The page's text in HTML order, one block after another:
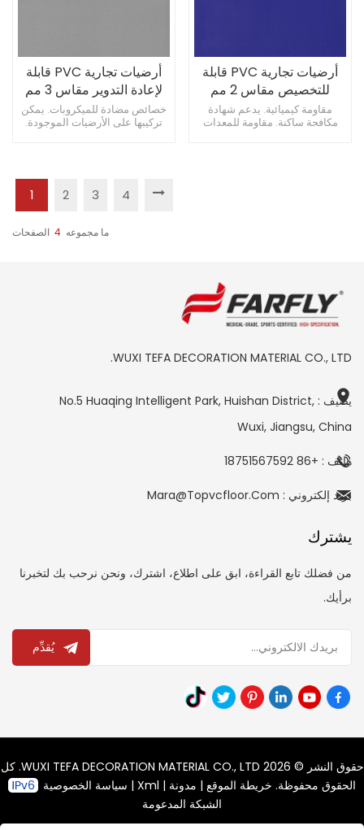
أرضيات تجارية PVC قابلة
لإعادة التدوير مقاس 3 مم
للمختبرات
خصائص مضادة للميكروبات. يمكن
تركيبها على الأرضيات الموجودة.
أرضيات تجارية PVC قابلة
للتخصيص مقاس 2 مم
للصالات الرياضية
مقاومة كيميائية. يدعم شهادة
مكافحة ساكنة. مقاومة للمعدات
1 2 3 4
ما مجموعه 4 الصفحات
WUXI TEFA DECORATION MATERIAL CO., LTD.
يضيف : No.5 Huaqing Intelligent Park, Huishan District,
Wuxi, Jiangsu, China
هاتف : +86 18751567592
بريد إلكتروني : Mara@topvcfloor.com
يشترك
من فضلك تابع القراءة، ابق على اطلاع، اشترك، ونحن نرحب بك لتخبرنا
برأيك.
يُقدِّم
حقوق النشر © 2026 WUXI TEFA DECORATION MATERIAL CO., LTD. كل
الحقوق محفوظة. خريطة الموقع | مدونة |
Xml
| سياسة الخصوصية
الشبكة المدعومة